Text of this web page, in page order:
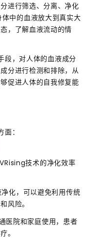
进行筛选、分离、净化
中的血液放大到真实大
，了解血液流动的情
段，对人体的血液成分
分进行检测和排除，从
促进人体的自我修复能
：
技术的净化效率
化，可以避免利用传统
风险。
医院和家庭使用，患者
。